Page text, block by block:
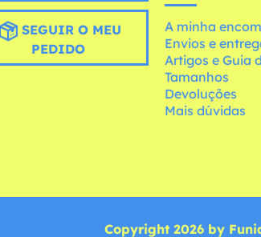
SEGUIR O MEU
PEDIDO
A minha
Envios e
Artigos e Guia
Tamanhos
Devoluções
Mais dúvidas
Copyright 2026 by